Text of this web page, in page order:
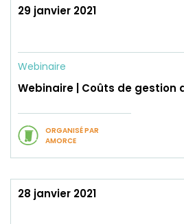
29 janvier 2021
Webinaire
Webinaire | Coûts de gestion
ORGANISÉ PAR
AMORCE
28 janvier 2021